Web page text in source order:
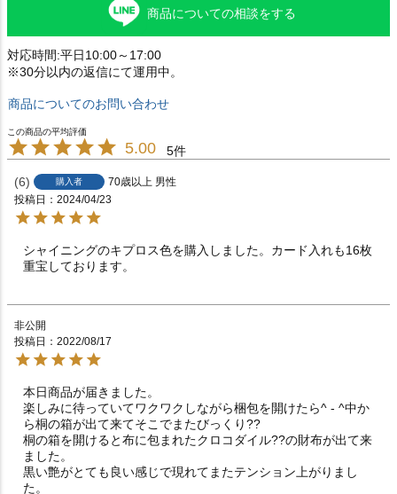
商品についての相談をする
対応時間:平日10:00～17:00
※30分以内の返信にて運用中。
商品についてのお問い合わせ
5.00 5
6 購入者 70歳以上 男性
投稿日
2024/04/23
シャイニングのキプロス色を購入しました。カード入れも16枚
重宝しております。
非公開
投稿日
2022/08/17
本日商品が届きました。
楽しみに待っていてワクワクしながら梱包を開けたら^ - ^中か
ら桐の箱が出て来てそこでまたびっくり??
桐の箱を開けると布に包まれたクロコダイル??の財布が出て来
ました。
黒い艶がとても良い感じで現れてまたテンション上がりまし
た。